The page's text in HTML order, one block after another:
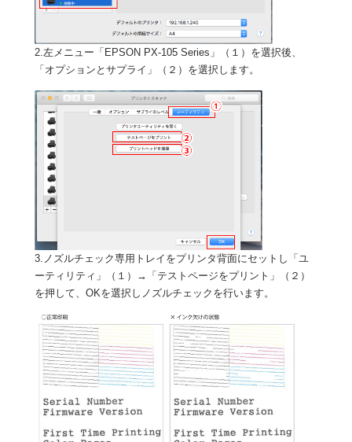
2.左メニュー「EPSON PX-105 Series」（１）を選択後、
「オプションとサプライ」（２）を選択します。
3.ノズルチェック専用トレイをプリンタ背面にセットし「ユ
ーティリティ」（１）→「テストページをプリント」（２）
を押して、OKを選択しノズルチェックを行います。